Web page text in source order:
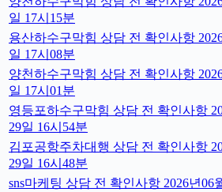
일 17시15분
용산하수구막힘 상담 전 확인사항
일 17시08분
양천하수구막힘 상담 전 확인사항
일 17시01분
영등포하수구막힘 상담 전 확인사항
29일 16시54분
김포공항주차대행 상담 전 확인사항
29일 16시48분
sns마케팅 상담 전 확인사항 2026년06